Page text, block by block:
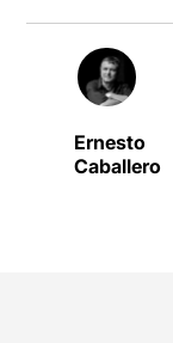
Ernesto
Caballero